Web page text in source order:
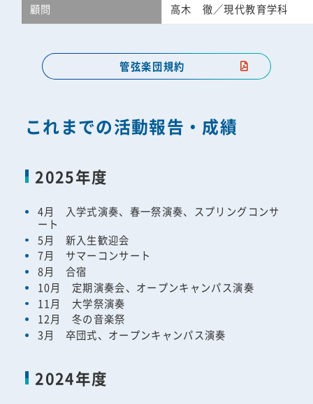
顧問 高木 徹／現代教育学科
管弦楽団規約
これまでの活動報告・成績
2025年度
4月 入学式演奏、春一祭演奏、スプリングコンサ
ート
5月 新入生歓迎会
7月 サマーコンサート
8月 合宿
10月 定期演奏会、オープンキャンパス演奏
11月 大学祭演奏
12月 冬の音楽祭
3月 卒団式、オープンキャンパス演奏
2024年度